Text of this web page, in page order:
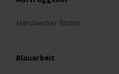
Handwerker finden
Blauarbeit